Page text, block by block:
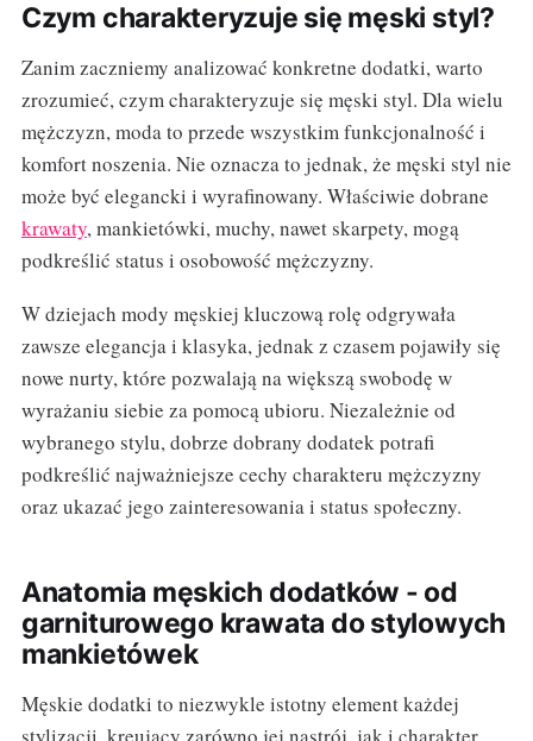
Czym charakteryzuje się męski styl?
Zanim zaczniemy analizować konkretne dodatki, warto
zrozumieć, czym charakteryzuje się męski styl. Dla wielu
mężczyzn, moda to przede wszystkim funkcjonalność i
komfort noszenia. Nie oznacza to jednak, że męski styl nie
może być elegancki i wyrafinowany. Właściwie dobrane
krawaty, mankietówki, muchy, nawet skarpety, mogą
podkreślić status i osobowość mężczyzny.
W dziejach mody męskiej kluczową rolę odgrywała
zawsze elegancja i klasyka, jednak z czasem pojawiły się
nowe nurty, które pozwalają na większą swobodę w
wyrażaniu siebie za pomocą ubioru. Niezależnie od
wybranego stylu, dobrze dobrany dodatek potrafi
podkreślić najważniejsze cechy charakteru mężczyzny
oraz ukazać jego zainteresowania i status społeczny.
Anatomia męskich dodatków - od
garniturowego krawata do stylowych
mankietówek
Męskie dodatki to niezwykle istotny element każdej